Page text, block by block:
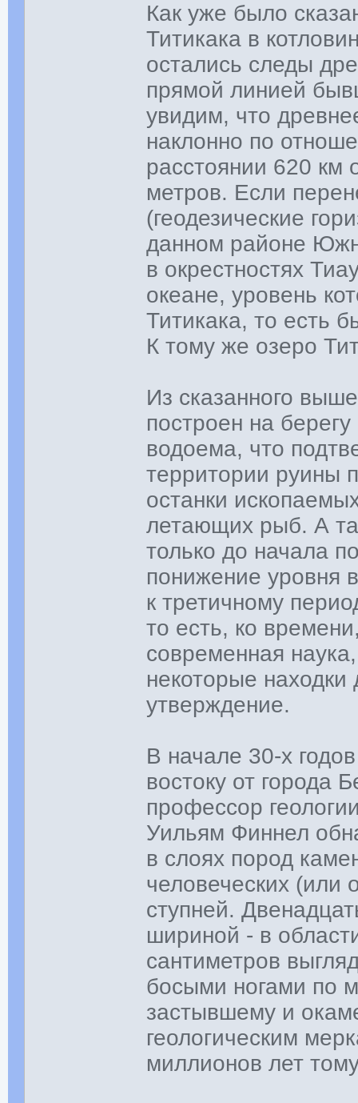
Как уже было
Титикака в
остались следы
прямой линией
увидим, что
наклонно по
расстоянии 620 км
метров. Если
(геодезические
данном районе
в окрестностях
океане, уровень
Титикака, то есть
К тому же озеро
Из сказанного
построен на
водоема, что
территории руины
останки
летающих рыб. А
только до начала
понижение уровня
к третичному
то есть, ко
современная
некоторые находки
утверждение.
В начале 30-х
востоку от города
профессор
Уильям Финнел
в слоях пород
человеческих (или
ступней.
шириной - в
сантиметров
босыми ногами по
застывшему и
геологическим
миллионов лет